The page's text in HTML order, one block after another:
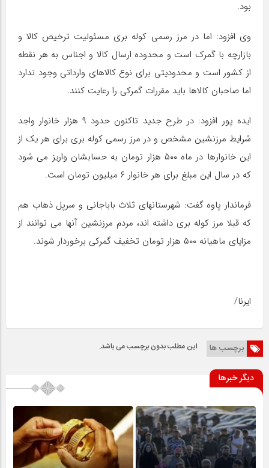
بود.
وی افزود: اما در مرز رسمی کوله بری مسئولیت ترخیص کالا و
بازارچه با گمرک است و محدوده ارسال کالا و اجناس به هر نقطه
از کشور است و محدودیتی برای نوع کالاهای وارداتی وجود ندارد
اما صاحبان کالاها باید مقررات گمرکی را رعایت کنند.
ایده پور افزود: در طرح جدید تاکنون حدود ۹ هزار خانوار واجد
شرایط مرزنشین مشخص و در مرز رسمی کوله بری برای هر یک از
این خانوارها در ماه ۵۰۰ هزار تومان به حسابشان واریز می شود
که در سال این مبلغ برای هر خانوار ۶ میلیون تومان است.
فرماندار پاوه گفت: شهرستانهای ثلاث باباجانی و سرپل ذهاب هم
که قبلا مرز کوله بری داشته اند، مردم مرزنشین آنها می توانند از
مزایای ماهیانه ۵۰۰ هزار تومان تخفیف گمرکی برخوردار شوند.
ایرنا/
برچسب ها این مطلب بدون برچسب می باشد.
دیگر خبرها